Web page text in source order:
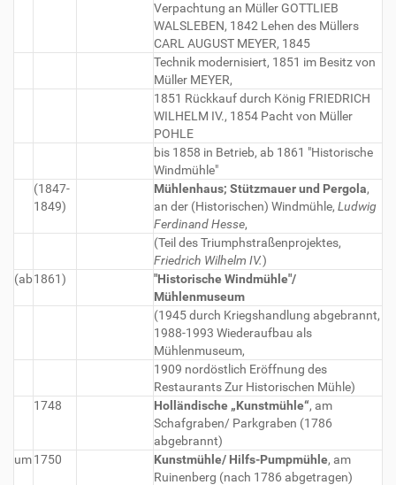
Verpachtung an Müller GOTTLIEB
WALSLEBEN, 1842 Lehen des Müllers
CARL AUGUST MEYER, 1845
Technik modernisiert, 1851 im Besitz von
Müller MEYER,
1851 Rückkauf durch König FRIEDRICH
WILHELM IV., 1854 Pacht von Müller
POHLE
bis 1858 in Betrieb, ab 1861 "Historische
Windmühle"
(1847-
1849)
Mühlenhaus; Stützmauer und Pergola,
an der (Historischen) Windmühle, Ludwig
Ferdinand Hesse,
(Teil des Triumphstraßenprojektes,
Friedrich Wilhelm IV.)
(ab1861)
"Historische Windmühle"/
Mühlenmuseum
(1945 durch Kriegshandlung abgebrannt,
1988-1993 Wiederaufbau als
Mühlenmuseum,
1909 nordöstlich Eröffnung des
Restaurants Zur Historischen Mühle)
1748
Holländische „Kunstmühle“, am
Schafgraben/ Parkgraben (1786
abgebrannt)
um1750 Kunstmühle/ Hilfs-Pumpmühle, am
Ruinenberg (nach 1786 abgetragen)